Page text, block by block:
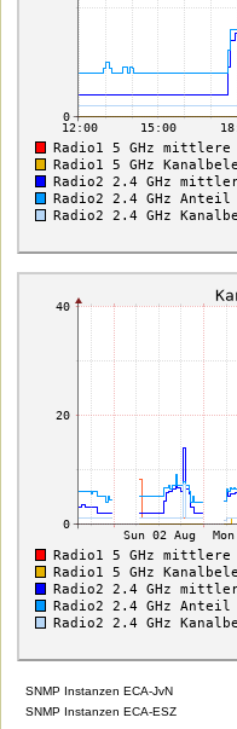
SNMP Instanzen ECA-JvN
SNMP Instanzen ECA-ESZ